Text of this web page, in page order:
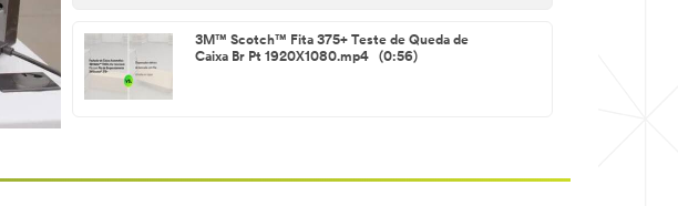
3M™ Scotch™ Fita 375+ Teste de Queda de
Caixa Br Pt 1920X1080.mp4 (0:56)